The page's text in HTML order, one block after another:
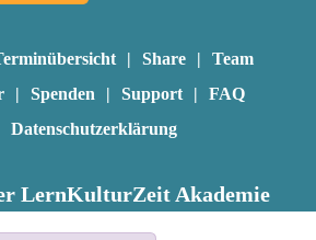
Share
Team
Spenden Support
FAQ
Datenschutzerklärung
LernKulturZeit Akademie